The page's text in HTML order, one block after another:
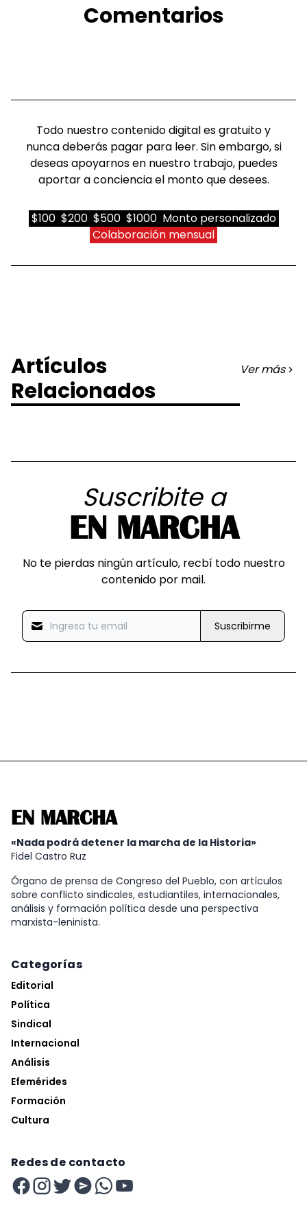
Comentarios
Todo nuestro contenido digital es gratuito y
nunca deberás pagar para leer. Sin embargo, si
deseas apoyarnos en nuestro trabajo, puedes
aportar a conciencia el monto que desees.
$100 $200 $500 $1000 Monto personalizado
Colaboración mensual
Artículos
Relacionados
Ver más
Suscribite a
EN MARCHA
No te pierdas ningún artículo, recbí todo nuestro
contenido por mail.
Suscribirme
EN MARCHA
«Nada podrá detener la marcha de la Historia»
Fidel Castro Ruz
Órgano de prensa de Congreso del Pueblo, con artículos
sobre conflicto sindicales, estudiantiles, internacionales,
análisis y formación política desde una perspectiva
marxista-leninista.
Categorías
Editorial
Política
Sindical
Internacional
Análisis
Efemérides
Formación
Cultura
Redes de contacto